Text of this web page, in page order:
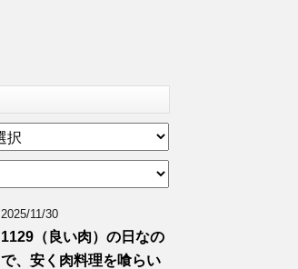
2025/11/30
1129（良い肉）の日なの
で、安く肉料理を喰らい